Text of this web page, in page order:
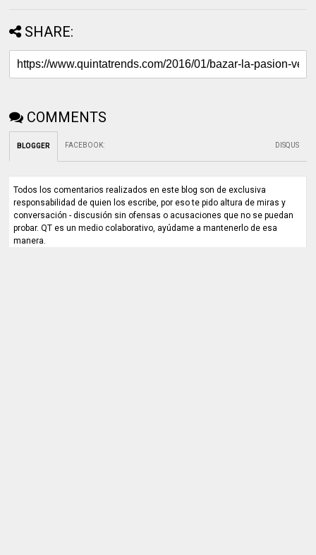
SHARE:
COMMENTS
BLOGGER FACEBOOK: DISQUS
Todos los comentarios realizados en este blog son de exclusiva
responsabilidad de quien los escribe, por eso te pido altura de miras y
conversación - discusión sin ofensas o acusaciones que no se puedan
probar. QT es un medio colaborativo, ayúdame a mantenerlo de esa
manera.